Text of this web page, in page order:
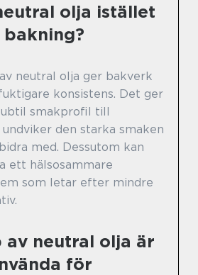
olja istället
neutral olja ger bakverk
konsistens. Det ger
smakprofil till
den starka smaken
med. Dessutom kan
ett hälsosammare
som letar efter mindre
av neutral olja är
för